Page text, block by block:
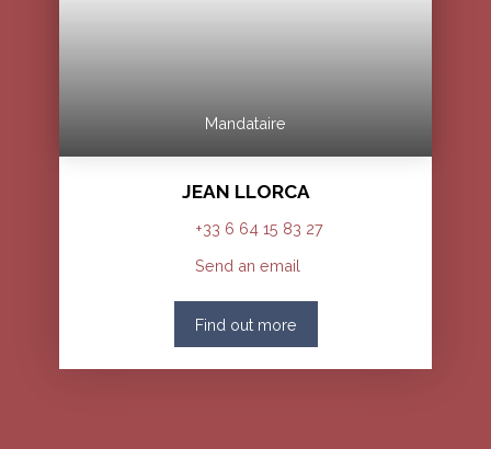
Mandataire
JEAN LLORCA
+33 6 64 15 83 27
Send an email
Find out more